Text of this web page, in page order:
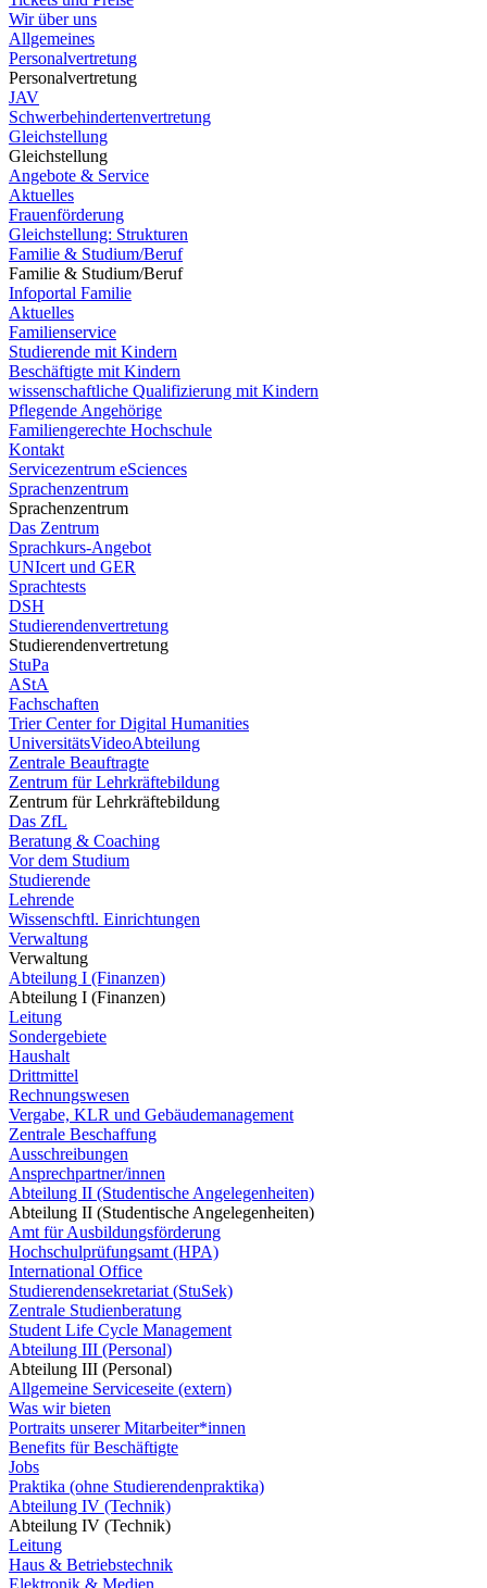
Wir über uns
Allgemeines
Personalvertretung
Personalvertretung
JAV
Schwerbehindertenvertretung
Gleichstellung
Gleichstellung
Angebote & Service
Aktuelles
Frauenförderung
Gleichstellung: Strukturen
Familie & Studium/Beruf
Familie & Studium/Beruf
Infoportal Familie
Aktuelles
Familienservice
Studierende mit Kindern
Beschäftigte mit Kindern
wissenschaftliche Qualifizierung mit Kindern
Pflegende Angehörige
Familiengerechte Hochschule
Kontakt
Servicezentrum eSciences
Sprachenzentrum
Sprachenzentrum
Das Zentrum
Sprachkurs-Angebot
UNIcert und GER
Sprachtests
DSH
Studierendenvertretung
Studierendenvertretung
StuPa
AStA
Fachschaften
Trier Center for Digital Humanities
UniversitätsVideoAbteilung
Zentrale Beauftragte
Zentrum für Lehrkräftebildung
Zentrum für Lehrkräftebildung
Das ZfL
Beratung & Coaching
Vor dem Studium
Studierende
Lehrende
Wissenschftl. Einrichtungen
Verwaltung
Verwaltung
Abteilung I (Finanzen)
Abteilung I (Finanzen)
Leitung
Sondergebiete
Haushalt
Drittmittel
Rechnungswesen
Vergabe, KLR und Gebäudemanagement
Zentrale Beschaffung
Ausschreibungen
Ansprechpartner/innen
Abteilung II (Studentische Angelegenheiten)
Abteilung II (Studentische Angelegenheiten)
Amt für Ausbildungsförderung
Hochschulprüfungsamt (HPA)
International Office
Studierendensekretariat (StuSek)
Zentrale Studienberatung
Student Life Cycle Management
Abteilung III (Personal)
Abteilung III (Personal)
Allgemeine Serviceseite (extern)
Was wir bieten
Portraits unserer Mitarbeiter*innen
Benefits für Beschäftigte
Jobs
Praktika (ohne Studierendenpraktika)
Abteilung IV (Technik)
Abteilung IV (Technik)
Leitung
Haus & Betriebstechnik
Elektronik & Medien